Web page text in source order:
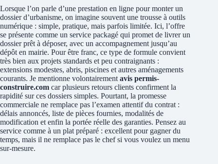
Lorsque l’on parle d’une prestation en ligne pour monter un
dossier d’urbanisme, on imagine souvent une trousse à outils
numérique : simple, pratique, mais parfois limitée. Ici, l’offre
se présente comme un service packagé qui promet de livrer un
dossier prêt à déposer, avec un accompagnement jusqu’au
dépôt en mairie. Pour être franc, ce type de formule convient
très bien aux projets standards et peu contraignants :
extensions modestes, abris, piscines et autres aménagements
courants. Je mentionne volontairement avis permis-
construire.com car plusieurs retours clients confirment la
rapidité sur ces dossiers simples. Pourtant, la promesse
commerciale ne remplace pas l’examen attentif du contrat :
délais annoncés, liste de pièces fournies, modalités de
modification et enfin la portée réelle des garanties. Pensez au
service comme à un plat préparé : excellent pour gagner du
temps, mais il ne remplace pas le chef si vous voulez un menu
sur-mesure.